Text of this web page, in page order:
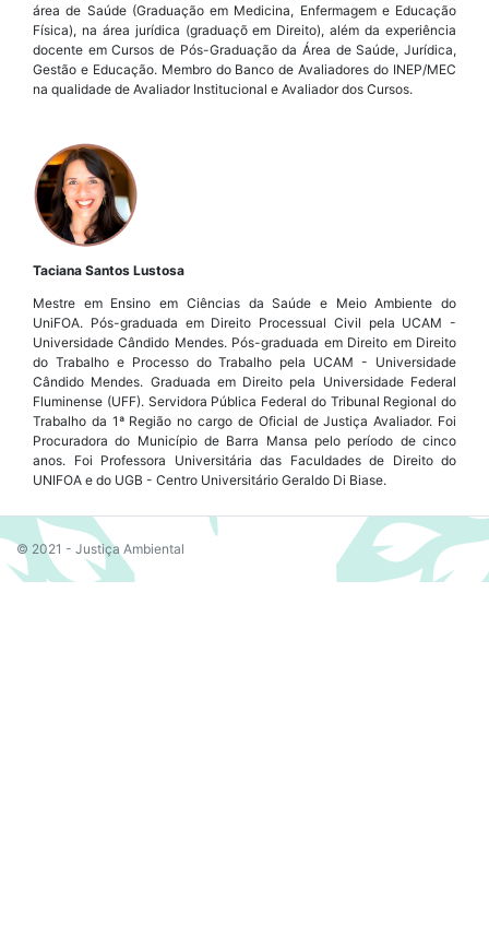
área de Saúde (Graduação em Medicina, Enfermagem e Educação
Física), na área jurídica (graduaçõ em Direito), além da experiência
docente em Cursos de Pós-Graduação da Área de Saúde, Jurídica,
Gestão e Educação. Membro do Banco de Avaliadores do INEP/MEC
na qualidade de Avaliador Institucional e Avaliador dos Cursos.
Taciana Santos Lustosa
Mestre em Ensino em Ciências da Saúde e Meio Ambiente do
UniFOA. Pós-graduada em Direito Processual Civil pela UCAM -
Universidade Cândido Mendes. Pós-graduada em Direito em Direito
do Trabalho e Processo do Trabalho pela UCAM - Universidade
Cândido Mendes. Graduada em Direito pela Universidade Federal
Fluminense (UFF). Servidora Pública Federal do Tribunal Regional do
Trabalho da 1ª Região no cargo de Oficial de Justiça Avaliador. Foi
Procuradora do Município de Barra Mansa pelo período de cinco
anos. Foi Professora Universitária das Faculdades de Direito do
UNIFOA e do UGB - Centro Universitário Geraldo Di Biase.
© 2021 - Justiça Ambiental